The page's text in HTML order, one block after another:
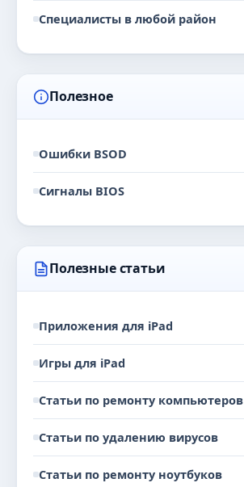
Специалисты в любой район
Полезное
Ошибки BSOD
Сигналы BIOS
Полезные статьи
Приложения для iPad
Игры для iPad
Статьи по ремонту компьютеров
Статьи по удалению вирусов
Статьи по ремонту ноутбуков